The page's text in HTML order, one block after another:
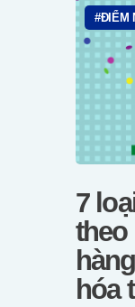
Video
Thông
ĐIỂM
7
theo
hóa